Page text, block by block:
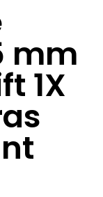
mm
1X